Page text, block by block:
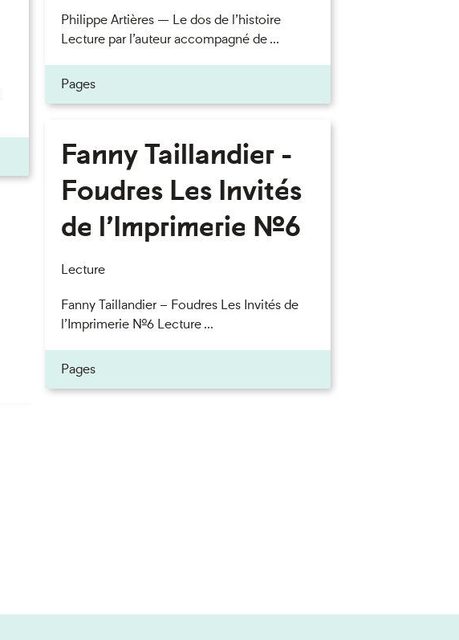
Philippe Artières — Le dos de l’histoire
Lecture par l’auteur accompagné de ...
Pages
Fanny Taillandier -
Foudres Les Invités
de l’Imprimerie n°6
Lecture
Fanny Taillandier – Foudres Les Invités de
l’Imprimerie n°6 Lecture ...
Pages